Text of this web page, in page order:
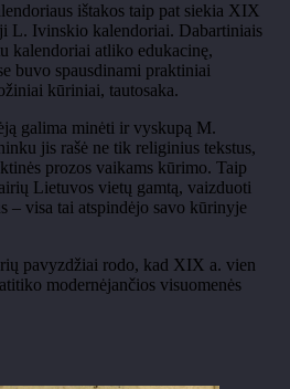
ištakos taip pat siekia XIX
L. Ivinskio kalendoriai. Dabartiniais
kalendoriai atliko edukacinę,
buvo spausdinami praktiniai
kūriniai, tautosaka.
galima minėti ir vyskupą M.
jis rašė ne tik religinius tekstus,
prozos vaikams kūrimo. Taip
Lietuvos vietų gamtą, vaizduoti
– visa tai atspindėjo savo kūrinyje
pavyzdžiai rodo, kad XIX a. vien
modernėjančios visuomenės